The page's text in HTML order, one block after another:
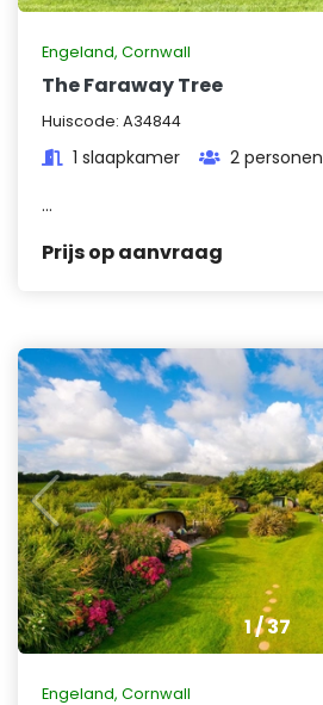
Engeland, Cornwall
The Faraway Tree
Huiscode: A34844
1 slaapkamer
2 personen
...
Prijs op aanvraag
1/37
Engeland, Cornwall